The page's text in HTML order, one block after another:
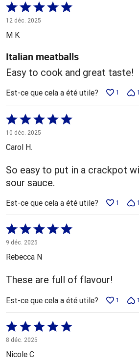
Coté
5 sur
5
12 déc. 2025
M K
Italian meatballs
Easy to cook and great taste!
Est-ce que cela a été utile? 1 1
Coté
5 sur
5
10 déc. 2025
Carol H.
So easy to put in a crackpot
sour sauce.
Est-ce que cela a été utile? 1 1
Coté
5 sur
5
9 déc. 2025
Rebecca N
These are full of flavour!
Est-ce que cela a été utile? 1 1
Coté
5 sur
5
8 déc. 2025
Nicole C